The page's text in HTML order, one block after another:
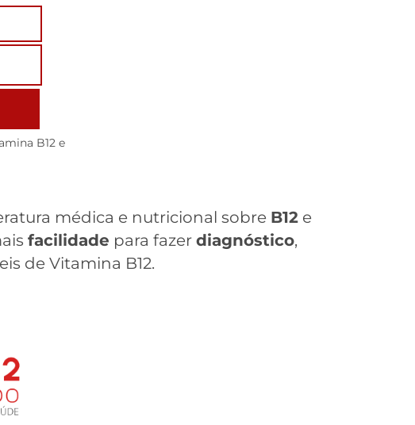
B12 e
médica e nutricional sobre B12 e
facilidade para fazer diagnóstico,
de Vitamina B12.